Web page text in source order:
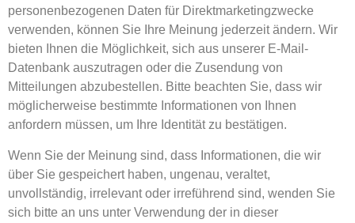
personenbezogenen Daten für Direktmarketingzwecke
verwenden, können Sie Ihre Meinung jederzeit ändern. Wir
bieten Ihnen die Möglichkeit, sich aus unserer E-Mail-
Datenbank auszutragen oder die Zusendung von
Mitteilungen abzubestellen. Bitte beachten Sie, dass wir
möglicherweise bestimmte Informationen von Ihnen
anfordern müssen, um Ihre Identität zu bestätigen.
Wenn Sie der Meinung sind, dass Informationen, die wir
über Sie gespeichert haben, ungenau, veraltet,
unvollständig, irrelevant oder irreführend sind, wenden Sie
sich bitte an uns unter Verwendung der in dieser